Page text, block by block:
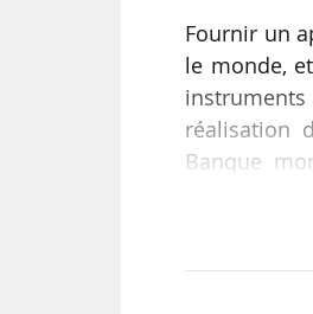
Fournir un
le monde,
réalisation
Banque